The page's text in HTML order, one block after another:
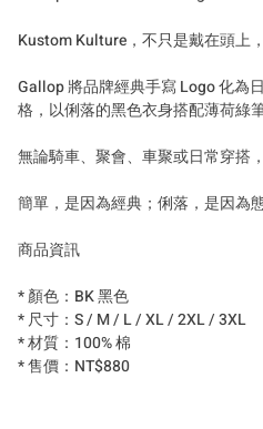
Kustom Kulture，不只是戴在頭上
Gallop 將品牌經典手寫 Logo 化為
格，以俐落的黑色衣身搭配薄荷綠
無論騎車、聚會、車聚或日常穿搭
簡單，是因為經典；俐落，是因為
商品資訊
* 顏色：BK 黑色
* 尺寸：S / M / L / XL / 2XL / 3XL
* 材質：100% 棉
* 售價：NT$880